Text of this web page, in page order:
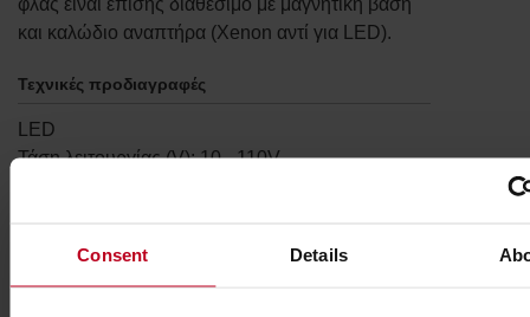
Consent Details
φλας είναι επίσης διαθέσιμο με μαγνητική βάση
και καλώδιο αναπτήρα (Xenon αντί για LED).
Τεχνικές προδιαγραφές
LED
Τάση λειτουργίας (V): 10 - 110V